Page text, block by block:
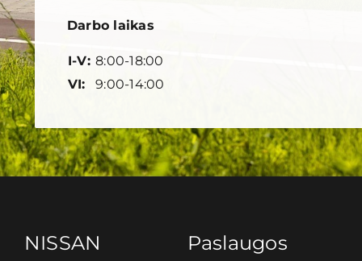
Darbo laikas
I-V: 8:00-18:00
VI:
9:00-14:00
NISSAN Paslaugos